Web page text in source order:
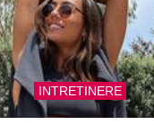
INTRETINERE